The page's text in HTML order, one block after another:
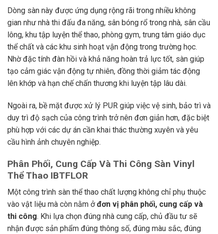
Dòng sàn này được ứng dụng rộng rãi trong nhiều không
gian như nhà thi đấu đa năng, sân bóng rổ trong nhà, sân cầu
lông, khu tập luyện thể thao, phòng gym, trung tâm giáo dục
thể chất và các khu sinh hoạt vận động trong trường học.
Nhờ đặc tính đàn hồi và khả năng hoàn trả lực tốt, sàn giúp
tạo cảm giác vận động tự nhiên, đồng thời giảm tác động
lên khớp và hạn chế chấn thương khi luyện tập lâu dài.
Ngoài ra, bề mặt được xử lý PUR giúp việc vệ sinh, bảo trì và
duy trì độ sạch của công trình trở nên đơn giản hơn, đặc biệt
phù hợp với các dự án cần khai thác thường xuyên và yêu
cầu hình ảnh chuyên nghiệp.
Phân Phối, Cung Cấp Và Thi Công Sàn Vinyl
Thể Thao IBTFLOR
Một công trình sàn thể thao chất lượng không chỉ phụ thuộc
vào vật liệu mà còn nằm ởđơn vị phân phối, cung cấp và
thi công. Khi lựa chọn đúng nhà cung cấp, chủ đầu tư sẽ
nhận được sản phẩm đúng thông số, đúng màu sắc, đúng